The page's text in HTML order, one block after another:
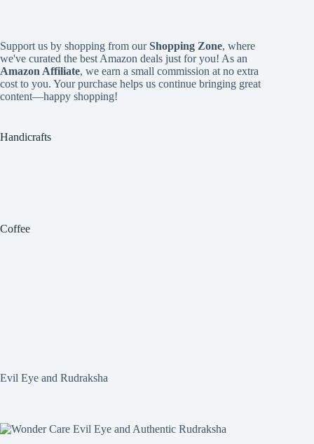
Support us by shopping from ourShopping Zone, where
we've curated the best Amazon deals just for you! As an
Amazon Affiliate, we earn a small commission at no extra
cost to you. Your purchase helps us continue bringing great
content—happy shopping!
Handicrafts
Coffee
Evil Eye and Rudraksha